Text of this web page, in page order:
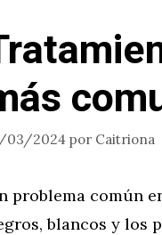
03/2024 por Caitriona
problema común
blancos y los